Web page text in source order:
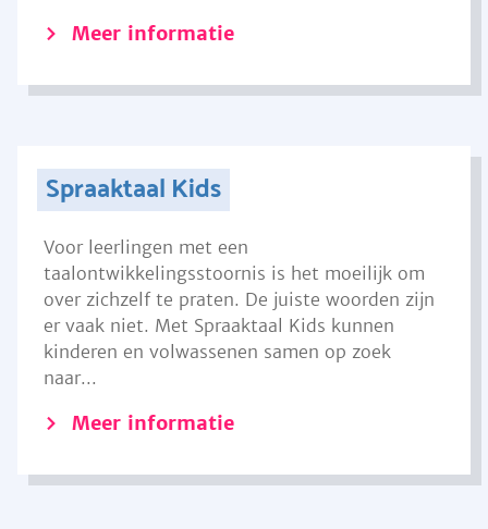
Meer informatie
Spraaktaal Kids
Voor leerlingen met een
taalontwikkelingsstoornis is het moeilijk om
over zichzelf te praten. De juiste woorden zijn
er vaak niet. Met Spraaktaal Kids kunnen
kinderen en volwassenen samen op zoek
naar...
Meer informatie